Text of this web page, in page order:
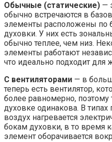
Обычные (статические) —
обычно встречаются в
элементы расположены по
духовки. У них есть
обычно теплее, чем низ.
элементы работают
что идеально подходит для
С вентиляторами — в
теперь есть вентилятор,
более равномерно, поэтому
духовке одинакова. В типах
воздух нагревается
бокам духовки, в то время
элемент оборачивается